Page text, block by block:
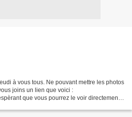
à vous tous. Ne pouvant mettre les photos
joins un lien que voici :
que vous pourrez le voir directement.